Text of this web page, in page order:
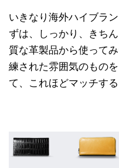
いきなり海外ハイブラ
ずは、しっかり、きち
質な革製品から使って
練された雰囲気のもの
て、これほどマッチす